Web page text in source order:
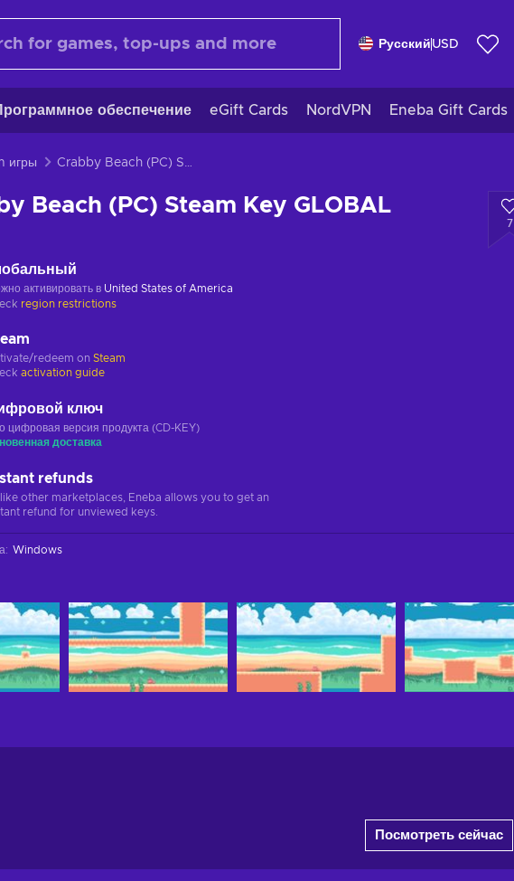
Русский USD
обеспечение eGift Cards NordVPN Eneba Gift Cards
игры Crabby Beach (PC) Steam Key GLOBAL
Beach (PC) Steam Key GLOBAL
7
активировать в United States of America
region restrictions
redeem on Steam
activation guide
ключ
цифровая версия продукта (CD-KEY)
доставка
refunds
other marketplaces, Eneba allows you to get an
refund for unviewed keys.
: Windows
Посмотреть сейчас